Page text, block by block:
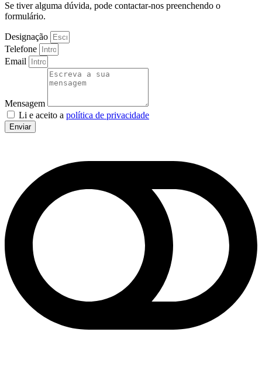
Se tiver alguma dúvida, pode contactar-nos preenchendo o
formulário.
Designação
Telefone
Email
Mensagem
Li e aceito a política de privacidade
Enviar